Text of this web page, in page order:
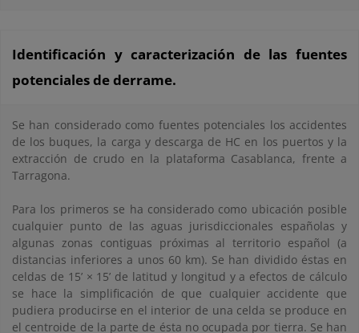
Identificación y caracterización de las fuentes
potenciales de derrame.
Se han considerado como fuentes potenciales los accidentes
de los buques, la carga y descarga de HC en los puertos y la
extracción de crudo en la plataforma Casablanca, frente a
Tarragona.
Para los primeros se ha considerado como ubicación posible
cualquier punto de las aguas jurisdiccionales españolas y
algunas zonas contiguas próximas al territorio español (a
distancias inferiores a unos 60 km). Se han dividido éstas en
celdas de 15’ × 15’ de latitud y longitud y a efectos de cálculo
se hace la simplificación de que cualquier accidente que
pudiera producirse en el interior de una celda se produce en
el centroide de la parte de ésta no ocupada por tierra. Se han